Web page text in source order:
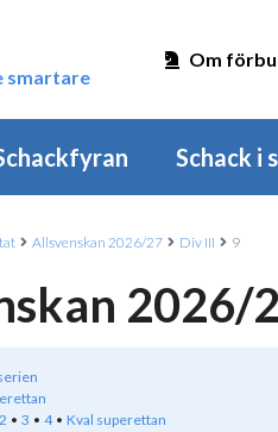
smartare
Om
Schack i
Allsvenskan 2026/27 Div III 9
2026/
2 3 4
Kval superettan